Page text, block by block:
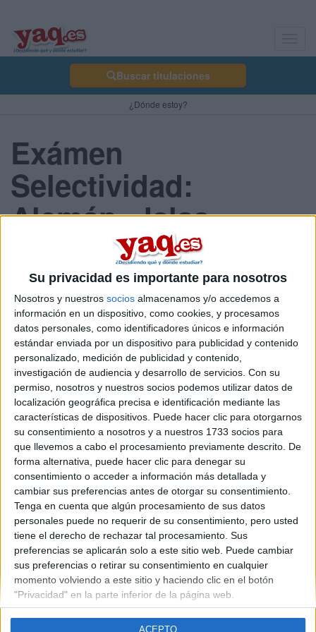
Su privacidad es importante para nosotros
Nosotros y nuestros socios almacenamos y/o accedemos a
información en un dispositivo, como cookies, y procesamos
datos personales, como identificadores únicos e información
estándar enviada por un dispositivo para publicidad y contenido
personalizado, medición de publicidad y contenido,
investigación de audiencia y desarrollo de servicios. Con su
permiso, nosotros y nuestros socios podemos utilizar datos de
localización geográfica precisa e identificación mediante las
características de dispositivos. Puede hacer clic para otorgarnos
su consentimiento a nosotros y a nuestros 1733 socios para
que llevemos a cabo el procesamiento previamente descrito. De
forma alternativa, puede hacer clic para denegar su
consentimiento o acceder a información más detallada y
cambiar sus preferencias antes de otorgar su consentimiento.
Tenga en cuenta que algún procesamiento de sus datos
personales puede no requerir de su consentimiento, pero usted
tiene el derecho de rechazar tal procesamiento. Sus
preferencias se aplicarán solo a este sitio web. Puede cambiar
sus preferencias o retirar su consentimiento en cualquier
momento volviendo a este sitio y haciendo clic en el botón
"Privacidad" en la parte inferior de la página web.
ACEPTO
Buscar titulaciones
¿Dónde estoy?
Exámen
Selectividad:
Alemán - Islas
Canarias 2013 Julio
Comunidad:
Canarias
Año del examen:
2013
Mes de examen:
Julio
Asignatura:
Alemán
Fichero Examen:
examen-selectividad-aleman-islas-canarias-2013-julio.pdf
Quiénes somos| Contactar| Anúnciate
Aviso legal|Politica de privacidad|Condiciones generales
de cookies
© 2003-2026Compás Mediterráneo S.L.- Diego de León 47 - 28006
Madrid [ESPAÑA] - Tel. +34 91 593 2767